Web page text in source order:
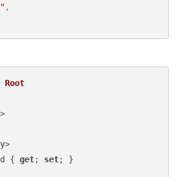
,
Root
{ get; set; }